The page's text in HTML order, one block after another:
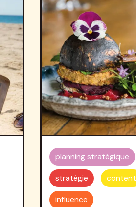
planning stratégique
stratégie content
influence